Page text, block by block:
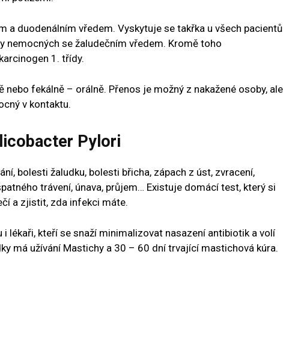
a duodenálním vředem. Vyskytuje se takřka u všech pacientů
nemocných se žaludečním vředem. Kromě toho
1. třídy.
nebo fekálně – orálně. Přenos je možný z nakažené osoby, ale
v kontaktu.
Pylori
bolesti žaludku, bolesti břicha, zápach z úst, zvracení,
trávení, únava, průjem… Existuje domácí test, který si
a zjistit, zda infekci máte.
i lékaři, kteří se snaží minimalizovat nasazení antibiotik a volí
má užívání Mastichy a 30 – 60 dní trvající mastichová kúra.